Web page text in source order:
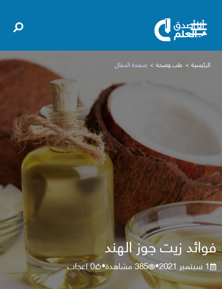
الرئيسية طب وصحة صفحة المقال
فوائد زيت جوز الهند
1 سبتمبر 2021 •
385مشاهدة•
0اعجاب